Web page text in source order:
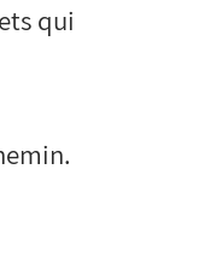
qui